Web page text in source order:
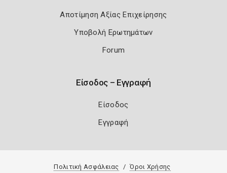
Αποτίμηση Αξίας Επιχείρησης
Υποβολή Ερωτημάτων
Forum
Είσοδος – Εγγραφή
Είσοδος
Εγγραφή
Πολιτική Ασφάλειας Όροι Χρήσης